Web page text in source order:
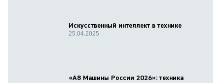
Искусственный интеллект в технике
25.04.2025
«А8 Машины России 2026»: техника